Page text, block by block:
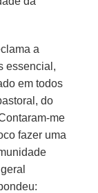
a
essencial,
em todos
do
me
fazer uma